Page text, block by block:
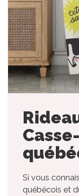
Si vous
québécois et